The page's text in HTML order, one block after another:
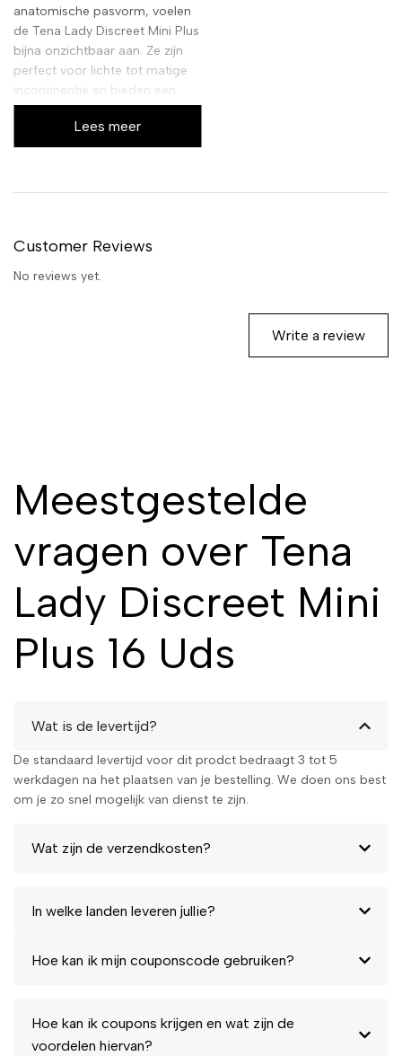
anatomische pasvorm, voelen
de Tena Lady Discreet Mini Plus
bijna onzichtbaar aan. Ze zijn
perfect voor lichte tot matige
incontinentie en bieden een
betrouwbare barrière tegen
lekken, terwijl ze ook geurtjes
neutraliseren. Ervaar het
optimale bescherming, zonder
Lees meer
Customer Reviews
No reviews yet.
Write a review
Meestgestelde
vragen over Tena
Lady Discreet Mini
Plus 16 Uds
Wat is de levertijd?
De standaard levertijd voor dit prodct bedraagt 3 tot 5
werkdagen na het plaatsen van je bestelling. We doen ons best
om je zo snel mogelijk van dienst te zijn.
Wat zijn de verzendkosten?
In welke landen leveren jullie?
Hoe kan ik mijn couponscode gebruiken?
Hoe kan ik coupons krijgen en wat zijn de
voordelen hiervan?